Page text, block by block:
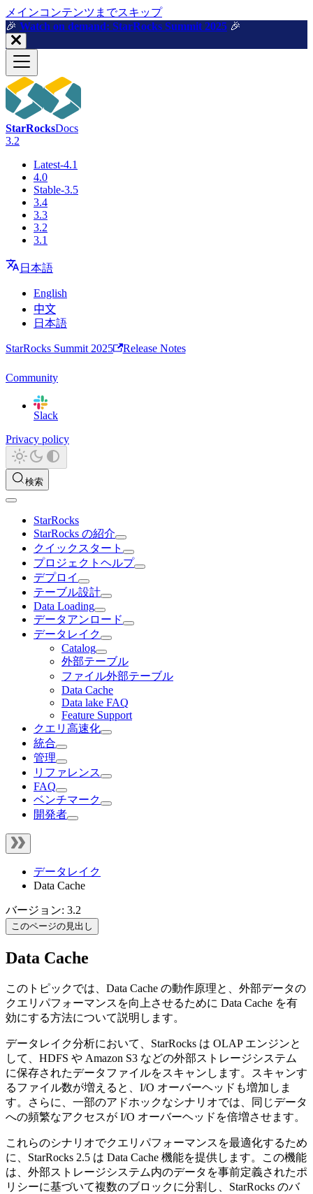
メインコンテンツまでスキップ
🎉️ Watch on demand: StarRocks Summit 2025 🎉️
StarRocksDocs
3.2
Latest-4.1
4.0
Stable-3.5
3.4
3.3
3.2
3.1
日本語
English
中文
日本語
StarRocks Summit 2025 Release Notes
Community
Slack
Privacy policy
検索
StarRocks
StarRocks の紹介
クイックスタート
プロジェクトヘルプ
デプロイ
テーブル設計
Data Loading
データアンロード
データレイク
Catalog
外部テーブル
ファイル外部テーブル
Data Cache
Data lake FAQ
Feature Support
クエリ高速化
統合
管理
リファレンス
FAQ
ベンチマーク
開発者
データレイク
Data Cache
バージョン: 3.2
このページの見出し
Data Cache
このトピックでは、Data Cache の動作原理と、外部データの
クエリパフォーマンスを向上させるために Data Cache を有
効にする方法について説明します。
データレイク分析において、StarRocks は OLAP エンジンと
して、HDFS や Amazon S3 などの外部ストレージシステム
に保存されたデータファイルをスキャンします。スキャンす
るファイル数が増えると、I/O オーバーヘッドも増加しま
す。さらに、一部のアドホックなシナリオでは、同じデータ
への頻繁なアクセスが I/O オーバーヘッドを倍増させます。
これらのシナリオでクエリパフォーマンスを最適化するため
に、StarRocks 2.5 は Data Cache 機能を提供します。この機能
は、外部ストレージシステム内のデータを事前定義されたポ
リシーに基づいて複数のブロックに分割し、StarRocks のバ